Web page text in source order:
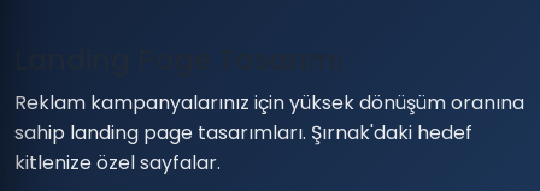
Reklam kampanyalarınız için yüksek dönüşüm oranına
sahip landing page tasarımları. Şırnak'daki hedef
kitlenize özel sayfalar.